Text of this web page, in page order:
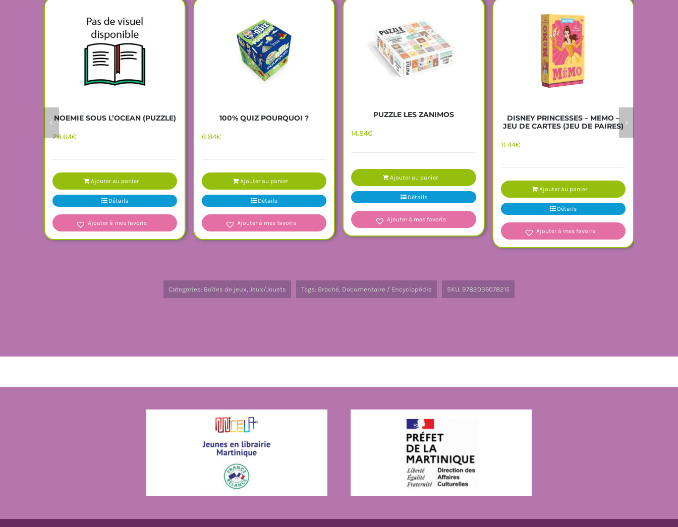
NOEMIE SOUS L’OCEAN (PUZZLE)
28.64€
Ajouter au panier
Détails
Ajouter à mes favoris
100% QUIZ POURQUOI ?
6.84€
Ajouter au panier
Détails
Ajouter à mes favoris
PUZZLE LES ZANIMOS
14.84€
Ajouter au panier
Détails
Ajouter à mes favoris
DISNEY PRINCESSES – MEMO –
JEU DE CARTES (JEU DE PAIRES)
11.44€
Ajouter au panier
Détails
Ajouter à mes favoris
Categories: Boîtes de jeux, Jeux/Jouets Tags: Broché, Documentaire / Encyclopédie SKU: 9782036078215